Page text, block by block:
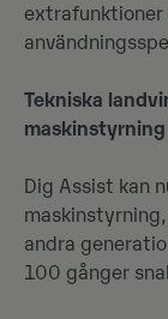
extrafunktioner
Tekniska
maskinstyrning
Dig Assist kan
andra
100 gånger